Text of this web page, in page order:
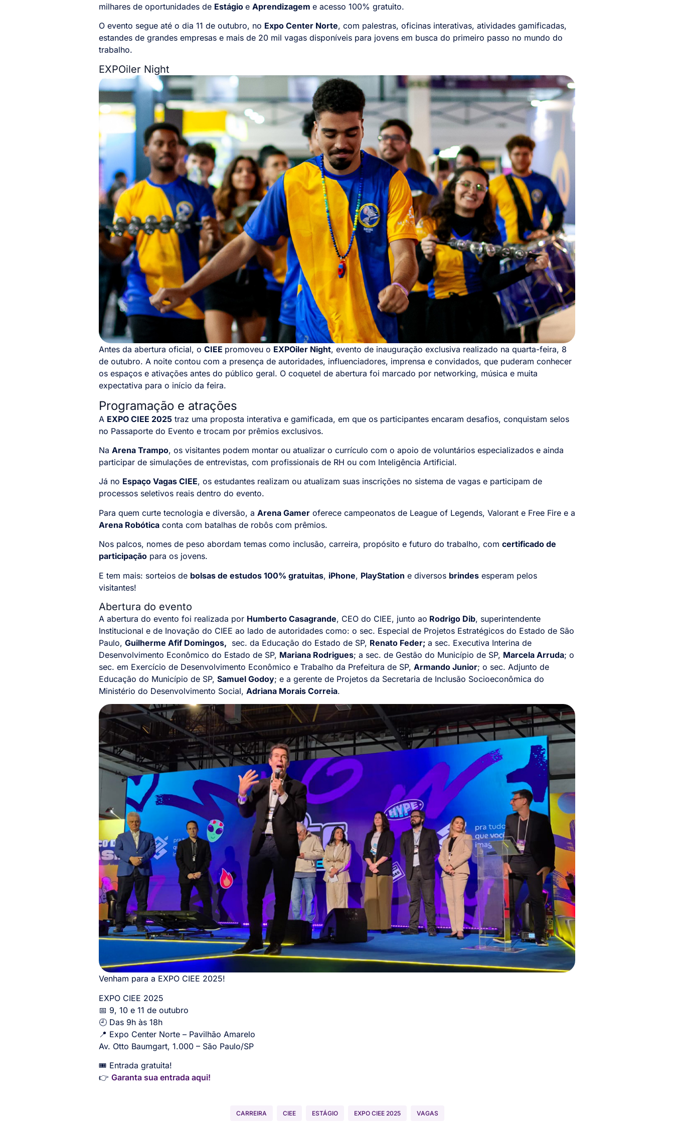
milhares de oportunidades de Estágio e Aprendizagem e acesso 100% gratuito.
O evento segue até o dia 11 de outubro, no Expo Center Norte, com palestras, oficinas interativas, atividades gamificadas,
estandes de grandes empresas e mais de 20 mil vagas disponíveis para jovens em busca do primeiro passo no mundo do
trabalho.
EXPOiler Night
Antes da abertura oficial, o CIEE promoveu o EXPOiler Night, evento de inauguração exclusiva realizado na quarta-feira, 8
de outubro. A noite contou com a presença de autoridades, influenciadores, imprensa e convidados, que puderam conhecer
os espaços e ativações antes do público geral. O coquetel de abertura foi marcado por networking, música e muita
expectativa para o início da feira.
Programação e atrações
A EXPO CIEE 2025 traz uma proposta interativa e gamificada, em que os participantes encaram desafios, conquistam selos
no Passaporte do Evento e trocam por prêmios exclusivos.
Na Arena Trampo, os visitantes podem montar ou atualizar o currículo com o apoio de voluntários especializados e ainda
participar de simulações de entrevistas, com profissionais de RH ou com Inteligência Artificial.
Já no Espaço Vagas CIEE, os estudantes realizam ou atualizam suas inscrições no sistema de vagas e participam de
processos seletivos reais dentro do evento.
Para quem curte tecnologia e diversão, a Arena Gamer oferece campeonatos de League of Legends, Valorant e Free Fire e a
Arena Robótica conta com batalhas de robôs com prêmios.
Nos palcos, nomes de peso abordam temas como inclusão, carreira, propósito e futuro do trabalho, com certificado de
participação para os jovens.
E tem mais: sorteios de bolsas de estudos 100% gratuitas, iPhone, PlayStation e diversos brindes esperam pelos
visitantes!
Abertura do evento
A abertura do evento foi realizada por Humberto Casagrande, CEO do CIEE, junto ao Rodrigo Dib, superintendente
Institucional e de Inovação do CIEE ao lado de autoridades como: o sec. Especial de Projetos Estratégicos do Estado de São
Paulo, Guilherme Afif Domingos, sec. da Educação do Estado de SP, Renato Feder; a sec. Executiva Interina de
Desenvolvimento Econômico do Estado de SP, Mariana Rodrigues; a sec. de Gestão do Município de SP, Marcela Arruda; o
sec. em Exercício de Desenvolvimento Econômico e Trabalho da Prefeitura de SP, Armando Junior; o sec. Adjunto de
Educação do Município de SP, Samuel Godoy; e a gerente de Projetos da Secretaria de Inclusão Socioeconômica do
Ministério do Desenvolvimento Social, Adriana Morais Correia.
Venham para a EXPO CIEE 2025!
EXPO CIEE 2025
📅 9, 10 e 11 de outubro
🕘 Das 9h às 18h
📍 Expo Center Norte – Pavilhão Amarelo
Av. Otto Baumgart, 1.000 – São Paulo/SP
🎟️ Entrada gratuita!
👉 Garanta sua entrada aqui!
CARREIRA CIEE ESTÁGIO EXPO CIEE 2025 VAGAS